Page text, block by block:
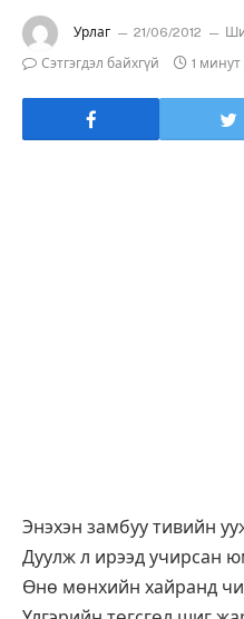
Урлаг 21/06/2012
Сэтгэгдэл байхгүй
1
Энэхэн замбуу тивийн
Дуулж л ирээд учирсан
Өнө мөнхийн хайранд